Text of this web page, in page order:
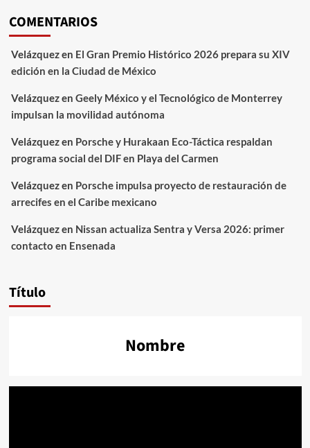
COMENTARIOS
Velázquezen El Gran Premio Histórico 2026 prepara su XIV
edición en la Ciudad de México
Velázquezen Geely México y el Tecnológico de Monterrey
impulsan la movilidad autónoma
Velázquezen Porsche y Hurakaan Eco-Táctica respaldan
programa social del DIF en Playa del Carmen
Velázquezen Porsche impulsa proyecto de restauración de
arrecifes en el Caribe mexicano
Velázquezen Nissan actualiza Sentra y Versa 2026: primer
contacto en Ensenada
Título
Nombre